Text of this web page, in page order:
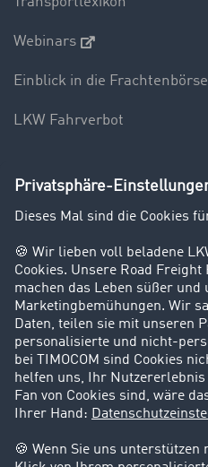
Webinars
Einblick in die Frachtenbörse
LKW Fahrverbot
Unternehmen
Kunden werben Kunden
Success Stories
Karriere
Support
Kontakt
Rechtliches